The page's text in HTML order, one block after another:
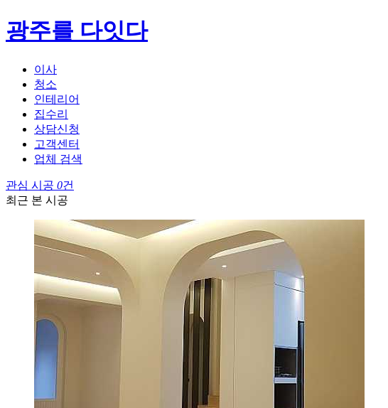
광주를 다잇다
이사
청소
인테리어
집수리
상담신청
고객센터
업체 검색
관심 시공 0건
최근 본 시공